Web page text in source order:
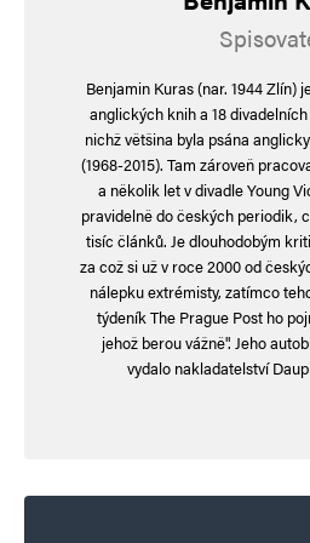
a naši politici to moc dobře
nevidí. náboženství v
již stala pro člověka a
a brzdou duchovního růstu,
skutečných moudrých byla
vždy zmonopolizována,
zideologizována,
a zneužita. teprve islám a
indie náboženské války,
náboženské války.
Benjamin Kuras (nar. 1944 Zlín)
anglických knih a 18
nichž většina byla psána
(1968-2015). Tam zároveň
a několik let v divadle Young
pravidelně do českých periodik,
tisíc článků. Je dlouhodobým
za což si už v roce 2000 od
nálepku extrémisty, zatímco
týdeník The Prague Post ho
jehož berou vážně". Jeho
vydalo nakladatelství